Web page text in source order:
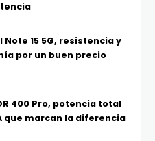
Note 15 5G, resistencia y
por un buen precio
400 Pro, potencia total
que marcan la diferencia